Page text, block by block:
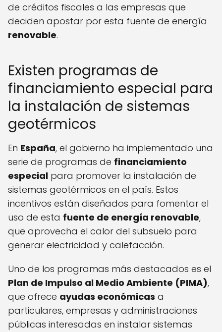
de créditos fiscales a las empresas que
deciden apostar por esta fuente de energía
renovable.
Existen programas de
financiamiento especial para
la instalación de sistemas
geotérmicos
En España, el gobierno ha implementado una
serie de programas de financiamiento
especial para promover la instalación de
sistemas geotérmicos en el país. Estos
incentivos están diseñados para fomentar el
uso de esta fuente de energía renovable,
que aprovecha el calor del subsuelo para
generar electricidad y calefacción.
Uno de los programas más destacados es el
Plan de Impulso al Medio Ambiente (PIMA),
que ofrece ayudas económicas a
particulares, empresas y administraciones
públicas interesadas en instalar sistemas